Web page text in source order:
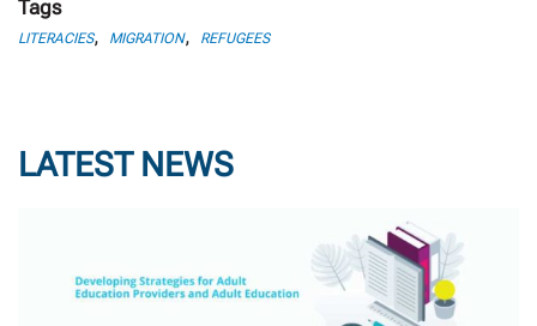
Tags
LITERACIES, MIGRATION, REFUGEES
LATEST NEWS